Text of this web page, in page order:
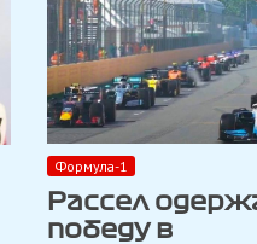
Формула-1
Рассел
победу в